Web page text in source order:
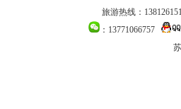
旅游热线：
：13771066757